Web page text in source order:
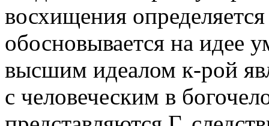
восхищения
обосновывается на идее
высшим идеалом к-рой
с человеческим в